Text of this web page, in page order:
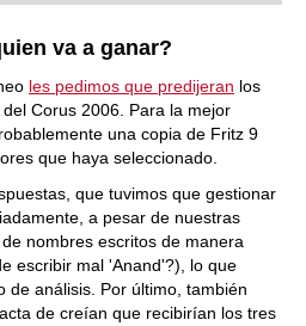
and with a
va a ganar?
les pedimos que predijeran los
Corus 2006. Para la mejor
una copia de Fritz 9
que haya seleccionado.
que tuvimos que gestionar
a pesar de nuestras
nombres escritos de manera
escribir mal 'Anand'?), lo que
de análisis. Por último, también
de creían que recibirían los tres